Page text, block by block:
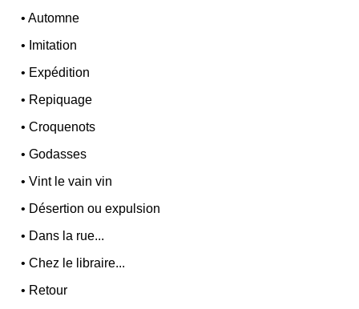
•Automne
• Imitation
• Expédition
• Repiquage
•Croquenots
•Godasses
•Vint le vain vin
• Désertion ou expulsion
• Dans la rue...
•Chez le libraire...
• Retour